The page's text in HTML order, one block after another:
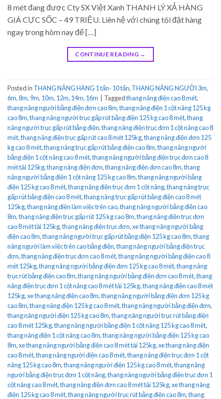
8 mét đang được Cty SX Việt Xanh THANH LÝ XẢ HÀNG
GIÁ CỰC SỐC – 49 TRIỆU. Liên hệ với chúng tôi đặt hàng
ngay trong hôm nay để […]
CONTINUE READING →
Posted in THANG NÂNG HÀNG 1 tấn- 10 tấn, THANG NÂNG NGƯỜI 3m,
6m, 8m, 9m, 10m, 12m, 14m, 16m
Taggedthang nâng điện cao 8 mét,
thang nâng người bằng điện đơn cao 8m,thang nâng điện 1 cột nâng 125 kg
cao 8m,thang nâng người trục gấp rút bằng điện 125 kg cao 8 mét,thang
nâng người trục gấp rút bằng điện,thang nâng điện trục đơn 1 cột nâng cao 8
mét,thang nâng điện trục gấp rút cao 8 mét 125kg,thang nâng điện đơn 125
kg cao 8 mét,thang nâng trục gấp rút bằng điện cao 8m,thang nâng người
bằng điện 1 cột nâng cao 8 mét,thang nâng người bằng điện trục đơn cao 8
mét tải 125kg,thang nâng điện đơn,thang nâng điện đơn cao 8m,thang
nâng người bằng điện 1 cột nâng 125 kg cao 8m,thang nâng người bằng
điện 125 kg cao 8 mét,thang nâng điện trục đơn 1 cột nâng,thang nâng trục
gấp rút bằng điện cao 8 mét,thang nâng trục gấp rút bằng điện cao 8 mét
125kg,thang nâng điện làm việc trên cao,thang nâng người bằng điện cao
8m,thang nâng điện trục gấp rút 125 kg cao 8m,thang nâng điện trục đơn
cao 8 mét tải 125kg,thang nâng điện trục đơn,xe thang nâng người bằng
điện cao 8m,thang nâng người trục gấp rút bằng điện 125 kg cao 8m,thang
nâng người làm việc trên cao bằng điện,thang nâng người bằng điện trục
đơn,thang nâng điện trục đơn cao 8 mét,thang nâng người bằng điện cao 8
mét 125kg,thang nâng người bằng điện đơn 125 kg cao 8 mét,thang nâng
trục rút bằng điện cao 8m,thang nâng người bằng điện đơn cao 8 mét,thang
nâng điện trục đơn 1 cột nâng cao 8 mét tải 125kg,thang nâng điện cao 8 mét
125kg,xe thang nâng điện cao 8m,thang nâng người bằng điện đơn 125 kg
cao 8m,thang nâng điện 125 kg cao 8 mét,thang nâng người bằng điện đơn,
thang nâng người điện 125 kg cao 8m,thang nâng người trục rút bằng điện
cao 8 mét 125kg,thang nâng người bằng điện 1 cột nâng 125 kg cao 8 mét,
thang nâng điện 1 cột nâng cao 8m,thang nâng người bằng điện 125 kg cao
8m,xe thang nâng người bằng điện cao 8 mét tải 125kg,xe thang nâng điện
cao 8 mét,thang nâng người điện cao 8 mét,thang nâng điện trục đơn 1 cột
nâng 125 kg cao 8m,thang nâng người điện 125 kg cao 8 mét,thang nâng
người bằng điện trục đơn 1 cột nâng,thang nâng người bằng điện trục đơn 1
cột nâng cao 8 mét,thang nâng điện đơn cao 8 mét tải 125kg,xe thang nâng
điện 125 kg cao 8 mét,thang nâng người trục rút bằng điện cao 8m,thang